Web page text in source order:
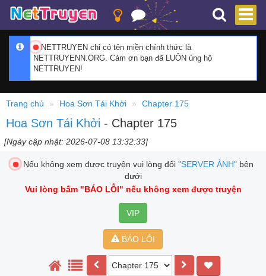
NETTRUYEN chỉ có tên miền chính thức là
NETTRUYENN.ORG. Cảm ơn bạn đã LUÔN ủng hộ
NETTRUYEN!
Trang chủ Hoa Sơn Tái Khởi Chapter 175
Hoa Sơn Tái Khởi - Chapter 175
[Ngày cập nhật: 2026-07-08 13:32:33]
Nếu không xem được truyện vui lòng đổi "SERVER ẢNH"bên
dưới
Vui lòng bấm "BÁO LỖI" nếu không xem được truyện
VIP
BÁO LỖI